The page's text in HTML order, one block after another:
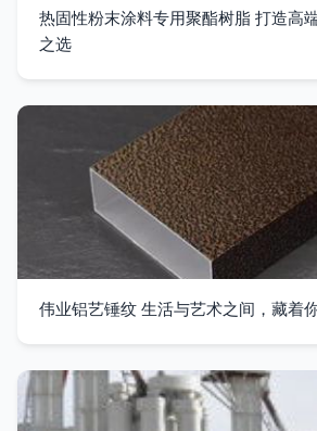
热固性粉末涂料专用聚酯树脂 打造高
之选
伟业铝艺锤纹 生活与艺术之间，藏着